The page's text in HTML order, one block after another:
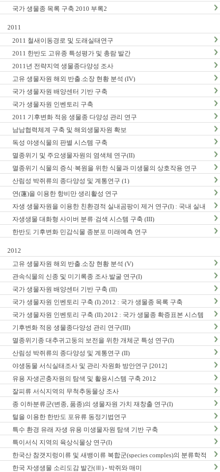
국가 생물종 목록 구축 2010 부록2
2011
2011 철새이동경로 및 도래실태연구
2011 한반도 고유종 특성평가 및 총람 발간
2011년 전략지역 생물종다양성 조사
고유 생물자원 해외 반출.소장 현황 분석 (IV)
국가 생물자원 배양센터 기반 구축
국가 생물자원 인벤토리 구축
2011 기후변화 적응 생물종 다양성 관리 연구
남남협력체계 구축 및 해외생물자원 확보
독성 야생식물의 판별 시스템 구축
멸종위기 및 주요생물자원의 염색체 연구(II)
멸종위기 식물의 증식·복원을 위한 식물과 미생물의 상호작용 연구
산림성 박쥐류의 종다양성 및 계통연구 (1)
연(蓮)을 이용한 항비만 생리활성 연구
자생 생물자원을 이용한 친환경적 실내곰팡이 제거 연구(I) : 국내 실내
곰팡이 현황 및 검출법 개발
자생생물 대화형 사이버 분류·검색 시스템 구축 (III)
한반도 기후변화 민감식물 종분포 미래예측 연구
2012
고유 생물자원 해외 반출.소장 현황 분석 (V)
관속식물의 신종 및 미기록종 조사.발굴 연구(I)
국가 생물자원 배양센터 기반 구축 (II)
국가 생물자원 인벤토리 구축 (I) 2012 : 국가 생물종 목록 구축
국가 생물자원 인벤토리 구축 (II) 2012 : 국가 생물종 확증표본 시스템
구축
기후변화 적응 생물종다양성 관리 연구(III)
멸종위기종 대추귀고둥의 보전을 위한 개체군 특성 연구(I)
산림성 박쥐류의 종다양성 및 계통연구 (II)
야생동물 서식실태조사 및 관리·자원화 방안연구 [2012]
유용 자생곤충자원의 탐색 및 활용시스템 구축 2012
잘피류 서식지역의 무척추동물상 조사
종 이하분류군(변종, 품종)의 생물자원 가치 재창출 연구(I)
털을 이용한 한반도 포유류 동정기법연구
특수 환경 유래 자생 유용 미생물자원 탐색 기반 구축
특이서식 지역의 육상식물상 연구(I)
한국산 참갯지렁이류 및 새뱅이류 복합군(species comples)의 분류학적
연구
한국 자생생물 소리도감 발간(Ⅲ) - 박쥐와 매미